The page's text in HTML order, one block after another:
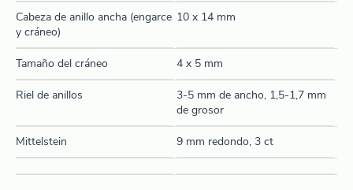
Cabeza de anillo ancha (engarce
y cráneo)
10 x 14 mm
Tamaño del cráneo 4 x 5 mm
Riel de anillos
3-5 mm de ancho, 1,5-1,7 mm
de grosor
Mittelstein 9 mm redondo, 3 ct